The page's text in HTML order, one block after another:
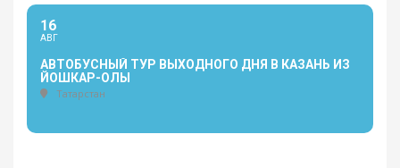
16
АВГ
АВТОБУСНЫЙ ТУР ВЫХОДНОГО ДНЯ В КАЗАНЬ ИЗ
ЙОШКАР-ОЛЫ
Татарстан